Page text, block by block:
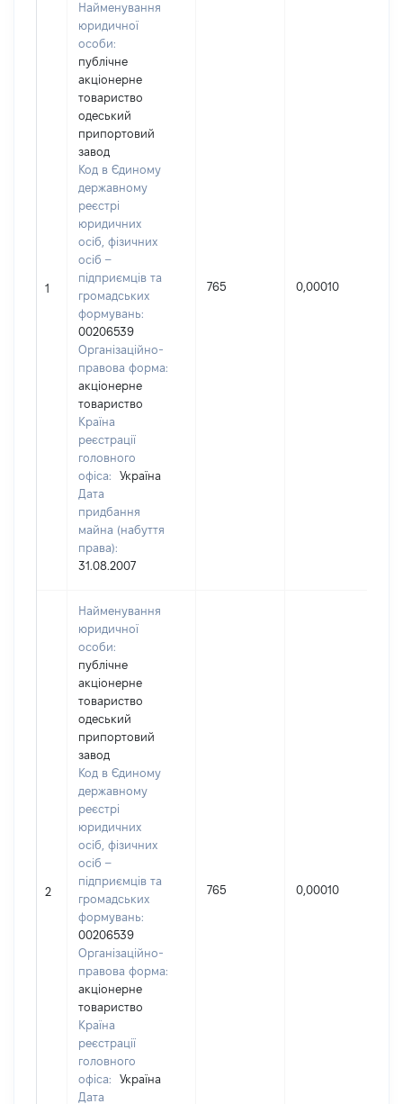
1
Найменування
юридичної
особи:
публічне
акціонерне
товариство
одеський
припортовий
завод
Код в Єдиному
державному
реєстрі
юридичних
осіб, фізичних
осіб –
підприємців та
громадських
формувань:
00206539
Організаційно-
правова форма:
акціонерне
товариство
Країна
реєстрації
головного
офіса:
Україна
Дата
придбання
майна (набуття
права):
31.08.2007
765 0,00010
2
Найменування
юридичної
особи:
публічне
акціонерне
товариство
одеський
припортовий
завод
Код в Єдиному
державному
реєстрі
юридичних
осіб, фізичних
осіб –
підприємців та
громадських
формувань:
00206539
Організаційно-
правова форма:
акціонерне
товариство
Країна
реєстрації
головного
офіса:
Україна
Дата
765 0,00010